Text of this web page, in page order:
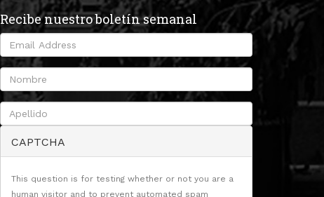
Recibe nuestro boletín semanal
CAPTCHA
This question is for testing whether or not you are a
human visitor and to prevent automated spam